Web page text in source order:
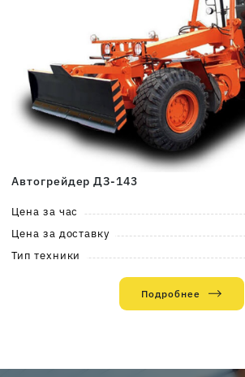
Автогрейдер ДЗ-143
Цена за час
Цена за доставку
Тип техники
Подробнее